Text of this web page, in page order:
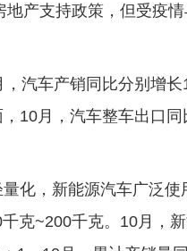
产支持政策，但受疫
汽车产销同比分别增
10月，汽车整车出口
化，新能源汽车广泛
克~200千克。10月，